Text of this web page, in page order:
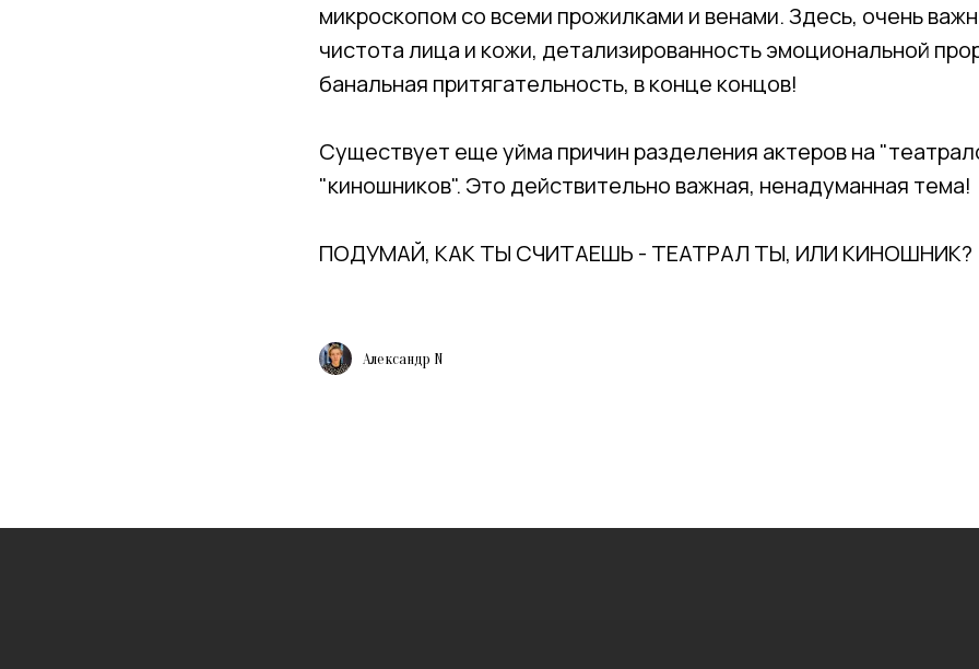
микроскопом со всеми прожилками и венами. Здесь, очень
чистота лица и кожи, детализированность эмоциональной
банальная притягательность, в конце концов!
Существует еще уйма причин разделения актеров на
"киношников". Это действительно важная, ненадуманная тема!
ПОДУМАЙ, КАК ТЫ СЧИТАЕШЬ - ТЕАТРАЛ ТЫ, ИЛИ КИНОШНИК?
Александр N